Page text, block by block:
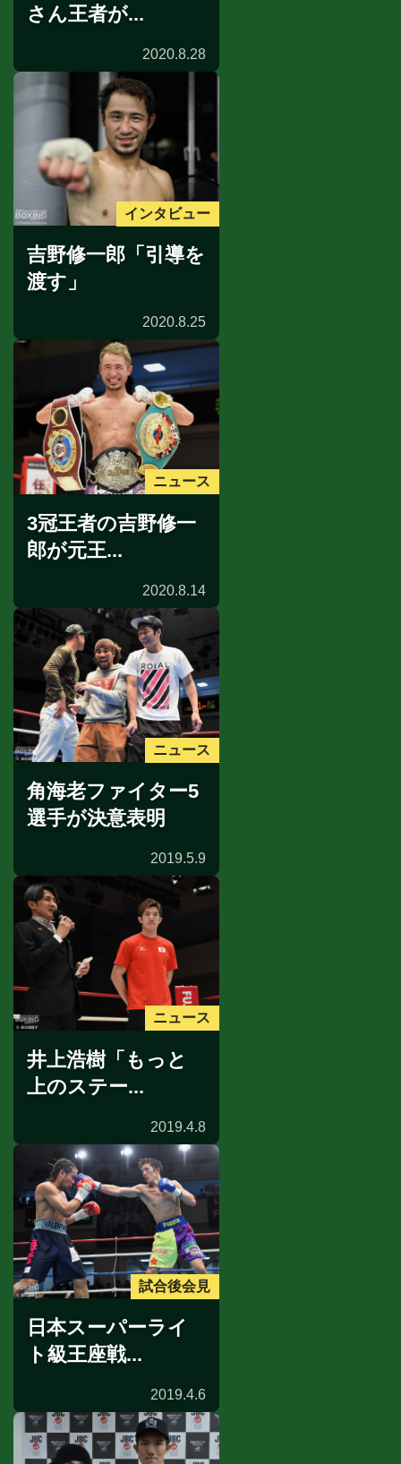
さん王者が...
2020.8.28
インタビュー
吉野修一郎「引導を
渡す」
2020.8.25
ニュース
3冠王者の吉野修一
郎が元王...
2020.8.14
ニュース
角海老ファイター5
選手が決意表明
2019.5.9
ニュース
井上浩樹「もっと
上のステー...
2019.4.8
試合後会見
日本スーパーライ
ト級王座戦...
2019.4.6